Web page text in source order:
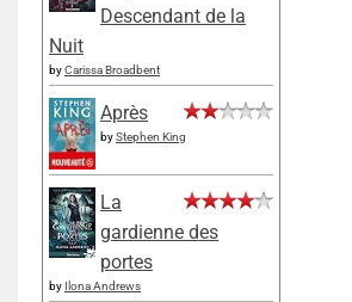
Descendant de la
Nuit
byCarissa Broadbent
Après
byStephen King
La
gardienne des
portes
by Ilona Andrews